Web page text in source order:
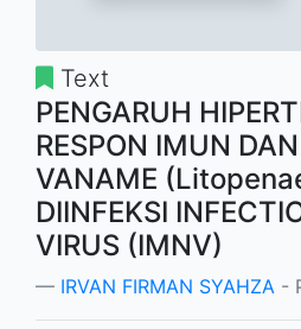
Text
PENGARUH
RESPON IMUN
VANAME
DIINFEKSI
VIRUS (IMNV)
IRVAN FIRMAN SYAHZA -